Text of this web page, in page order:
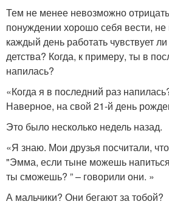
Тем не менее невозможно
понуждении хорошо себя вести, не
каждый день работать чувствует
детства? Когда, к примеру, ты в
напилась?
«Когда я в последний раз
Наверное, на свой 21-й день
Это было несколько недель назад.
«Я знаю. Мои друзья посчитали,
"Эмма, если тыне можешь напиться
ты сможешь? ” – говорили они. »
А мальчики? Они бегают за тобой?